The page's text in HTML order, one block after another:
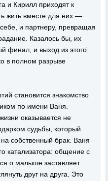
и Кирилл приходят к
жить вместе для них —
и партнеру, превращая
Казалось бы, их
финал, и выход из этого
в полном разрыве
становится знакомство
по имени Ваня.
оказывается не
судьбы, который
собственный брак. Ваня
катализатора: общение с
о малыше заставляет
друг на друга. Это